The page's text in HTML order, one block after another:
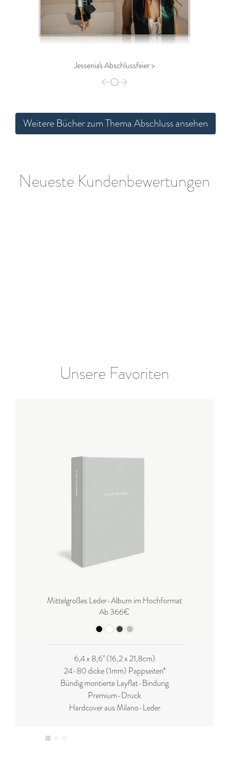
Jessenia's Abschlussfeier >
Weitere Bücher zum Thema Abschluss ansehen
Neueste Kundenbewertungen
Unsere Favoriten
Mittelgroßes Leder-Album im Hochformat
Ab 366€
6,4 x 8,6'' (16,2 x 21,8cm)
24-80 dicke (1mm) Pappseiten*
Bündig montierte Layflat-Bindung
Premium-Druck
Hardcover aus Milano-Leder